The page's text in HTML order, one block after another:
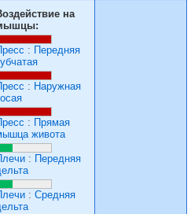
на
: Передняя
: Наружная
: Прямая
живота
: Передняя
: Средняя